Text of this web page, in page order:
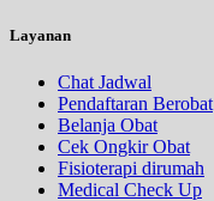
Layanan
Chat Jadwal
Pendaftaran Berobat
Belanja Obat
Cek Ongkir Obat
Fisioterapi dirumah
Medical Check Up